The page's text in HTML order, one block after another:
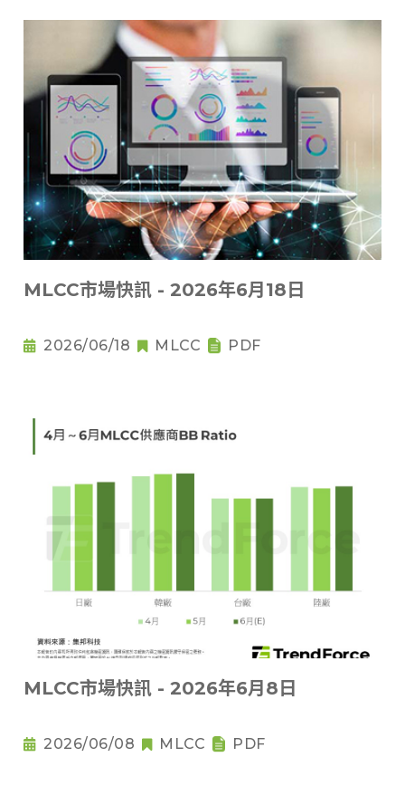
MLCC市場快訊 - 2026年6月18日
2026/06/18 MLCC PDF
MLCC市場快訊 - 2026年6月8日
2026/06/08 MLCC PDF